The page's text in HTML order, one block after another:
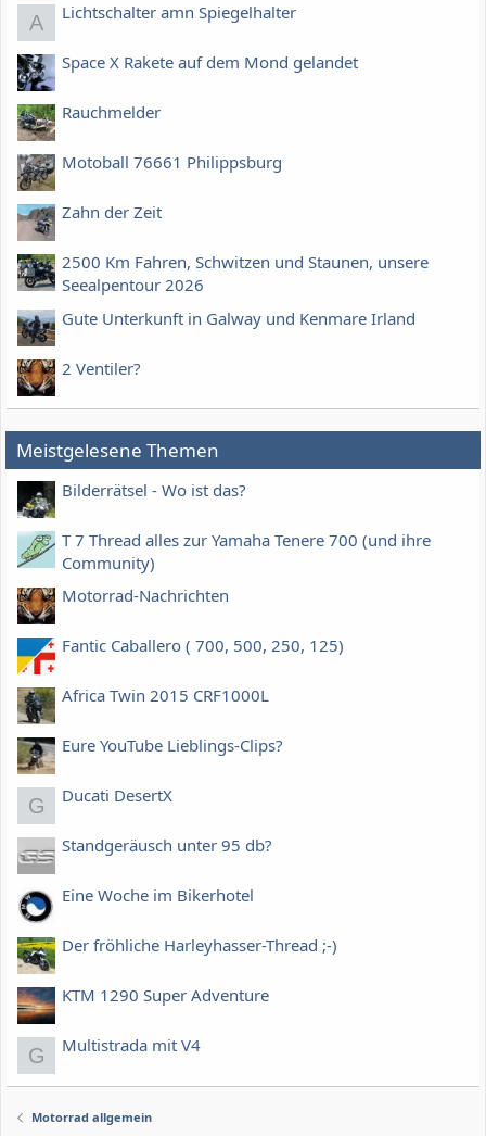
A Lichtschalter amn Spiegelhalter
Space X Rakete auf dem Mond gelandet
Rauchmelder
Motoball 76661 Philippsburg
Zahn der Zeit
2500 Km Fahren, Schwitzen und Staunen, unsere
Seealpentour 2026
Gute Unterkunft in Galway und Kenmare Irland
2 Ventiler?
Meistgelesene Themen
Bilderrätsel - Wo ist das?
T 7 Thread alles zur Yamaha Tenere 700 (und ihre
Community)
Motorrad-Nachrichten
Fantic Caballero ( 700, 500, 250, 125)
Africa Twin 2015 CRF1000L
Eure YouTube Lieblings-Clips?
G Ducati DesertX
Standgeräusch unter 95 db?
Eine Woche im Bikerhotel
Der fröhliche Harleyhasser-Thread ;-)
KTM 1290 Super Adventure
G Multistrada mit V4
Motorrad allgemein